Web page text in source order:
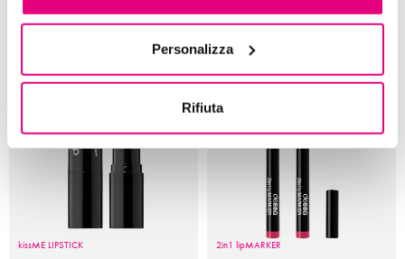
Personalizza
Rifiuta
kissME LIPSTICK 2in1 lipMARKER